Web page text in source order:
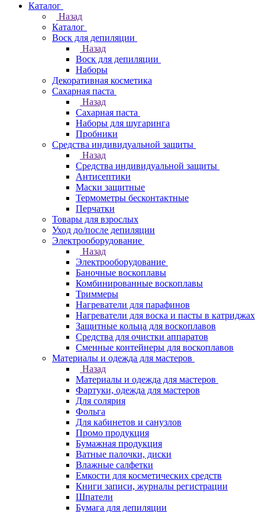
Каталог
Назад
Каталог
Воск для депиляции
Назад
Воск для депиляции
Наборы
Декоративная косметика
Сахарная паста
Назад
Сахарная паста
Наборы для шугаринга
Пробники
Средства индивидуальной защиты
Назад
Средства индивидуальной защиты
Антисептики
Маски защитные
Термометры бесконтактные
Перчатки
Товары для взрослых
Уход до/после депиляции
Электрооборудование
Назад
Электрооборудование
Баночные воскоплавы
Комбинированные воскоплавы
Триммеры
Нагреватели для парафинов
Нагреватели для воска и пасты в катриджах
Защитные кольца для воскоплавов
Средства для очистки аппаратов
Сменные контейнеры для воскоплавов
Материалы и одежда для мастеров
Назад
Материалы и одежда для мастеров
Фартуки, одежда для мастеров
Для солярия
Фольга
Для кабинетов и санузлов
Промо продукция
Бумажная продукция
Ватные палочки, диски
Влажные салфетки
Емкости для косметических средств
Книги записи, журналы регистрации
Шпатели
Бумага для депиляции